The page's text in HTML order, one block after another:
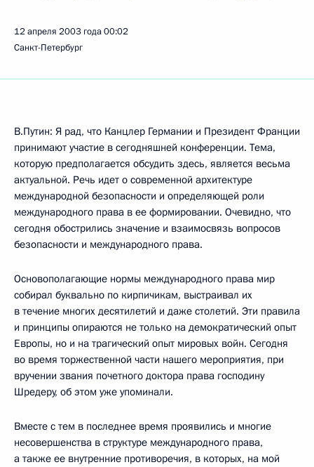
12 апреля 2003 года00:02
Санкт-Петербург
В.Путин: Я рад, что Канцлер Германии и Президент Франции
принимают участие в сегодняшней конференции. Тема,
которую предполагается обсудить здесь, является весьма
актуальной. Речь идет о современной архитектуре
международной безопасности и определяющей роли
международного права в ее формировании. Очевидно, что
сегодня обострились значение и взаимосвязь вопросов
безопасности и международного права.
Основополагающие нормы международного права мир
собирал буквально по кирпичикам, выстраивал их
в течение многих десятилетий и даже столетий. Эти правила
и принципы опираются не только на демократический опыт
Европы, но и на трагический опыт мировых войн. Сегодня
во время торжественной части нашего мероприятия, при
вручении звания почетного доктора права господину
Шредеру, об этом уже упоминали.
Вместе с тем в последнее время проявились и многие
несовершенства в структуре международного права,
а также ее внутренние противоречия, в которых, на мой